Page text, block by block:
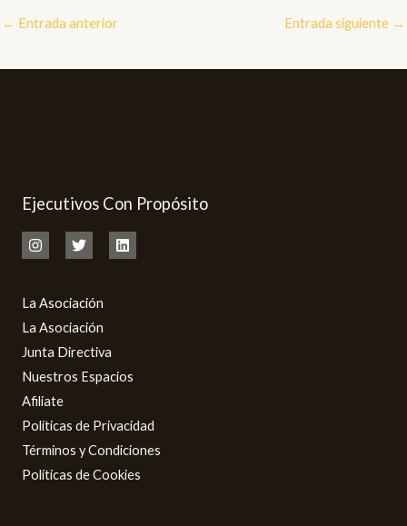
← Entrada anterior Entrada siguiente →
Ejecutivos Con Propósito
La Asociación
La Asociación
Junta Directiva
Nuestros Espacios
Afiliate
Políticas de Privacidad
Términos y Condiciones
Políticas de Cookies